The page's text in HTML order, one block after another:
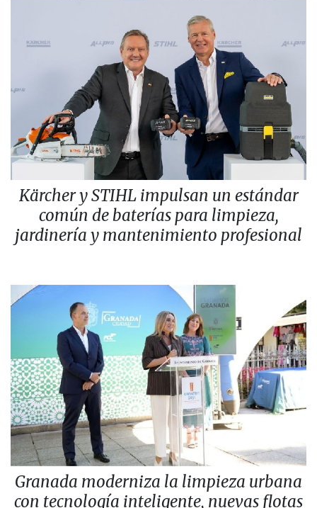
Kärcher y STIHL impulsan un estándar
común de baterías para limpieza,
jardinería y mantenimiento profesional
Granada moderniza la limpieza urbana
con tecnología inteligente, nuevas flotas